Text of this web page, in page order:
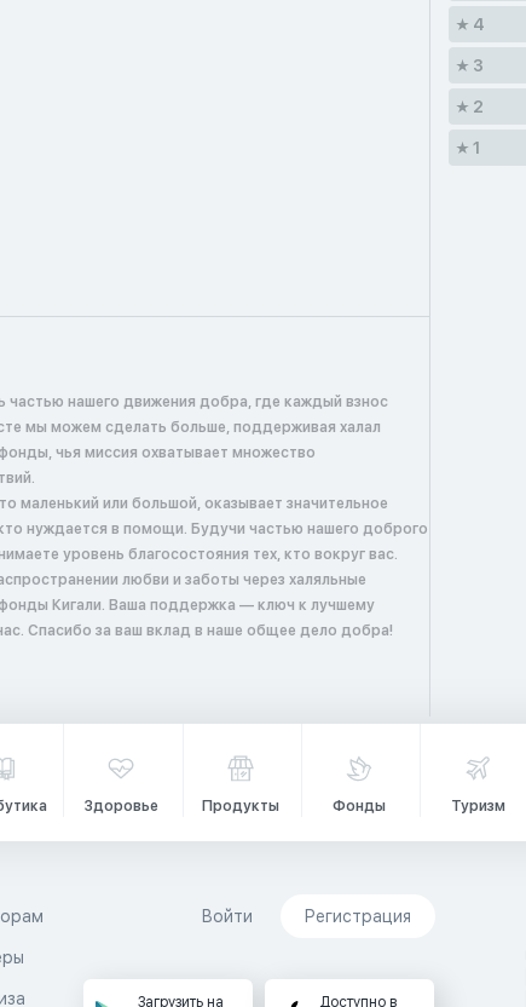
частью нашего движения добра, где каждый взнос
мы можем сделать больше, поддерживая халал
чья миссия охватывает множество
маленький или большой, оказывает значительное
нуждается в помощи. Будучи частью нашего доброго
уровень благосостояния тех, кто вокруг вас.
любви и заботы через халяльные
Кигали. Ваша поддержка — ключ к лучшему
Спасибо за ваш вклад в наше общее дело добра!
4
3
2
1
Здоровье Продукты Фонды Туризм
Войти Регистрация
Загрузить на Доступно в